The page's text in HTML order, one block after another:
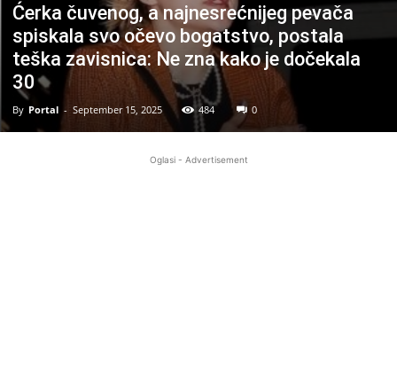
Ćerka čuvenog, a najnesrećnijeg pevača
spiskala svo očevo bogatstvo, postala
teška zavisnica: Ne zna kako je dočekala
30
By Portal - September 15, 2025 484 0
Oglasi - Advertisement